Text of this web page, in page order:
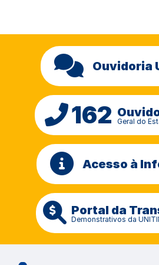
Ouvidoria
162 Geral do
Acesso à
Portal da
Demonstrativos da